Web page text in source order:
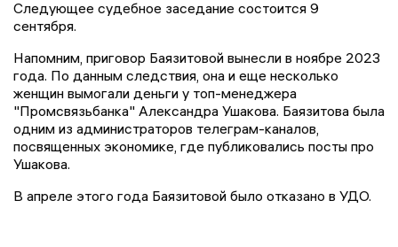
Следующее судебное заседание состоится 9
сентября.
Напомним, приговор Баязитовой вынесли в ноябре 2023
года. По данным следствия, она и еще несколько
женщин вымогали деньги у топ-менеджера
"Промсвязьбанка" Александра Ушакова. Баязитова была
одним из администраторов телеграм-каналов,
посвященных экономике, где публиковались посты про
Ушакова.
В апреле этого года Баязитовой было отказано в УДО.